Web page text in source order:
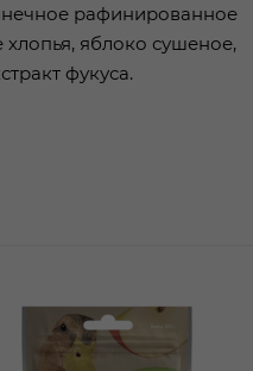
рафинированное
яблоко сушеное,
фукуса.